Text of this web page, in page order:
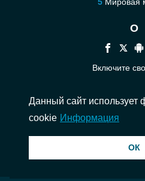
О
Включите
Данный сайт использует
cookie Информация
ОК